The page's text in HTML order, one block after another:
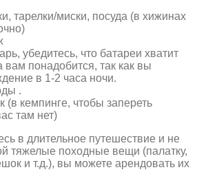
тарелки/миски, посуда (в хижинах
убедитесь, что батареи хватит
вам понадобится, так как вы
в 1-2 часа ночи.
.
(в кемпинге, чтобы запереть
там нет)
в длительное путешествие и не
тяжелые походные вещи (палатку,
и т.д.), вы можете арендовать их